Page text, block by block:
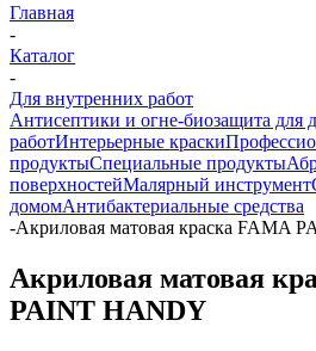
Главная
-
Каталог
-
Для внутренних работ
Антисептики и огне-биозащита для
работИнтерьерные краски
продуктыСпециальные продукты
поверхностейМалярный инструмент
домомАнтибактериальные средства
-Акриловая матовая краска FAMA
Акриловая матовая
PAINT HANDY